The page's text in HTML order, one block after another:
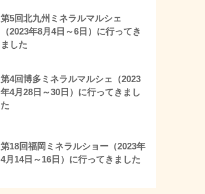
第5回北九州ミネラルマルシェ
（2023年8月4日～6日）に行ってき
ました
第4回博多ミネラルマルシェ（2023
年4月28日～30日）に行ってきまし
た
第18回福岡ミネラルショー（2023年
4月14日～16日）に行ってきました